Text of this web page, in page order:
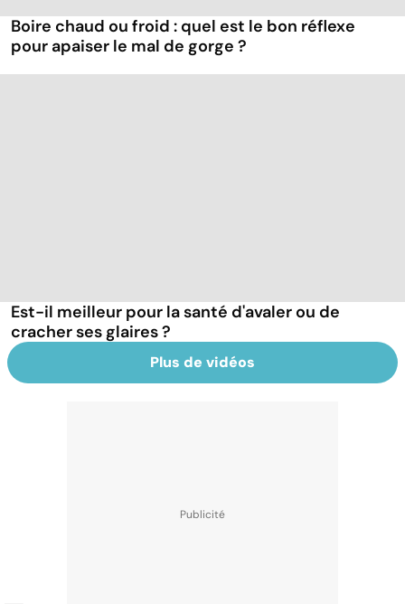
Boire chaud ou froid : quel est le bon réflexe
pour apaiser le mal de gorge ?
Est-il meilleur pour la santé d'avaler ou de
cracher ses glaires ?
Plus de vidéos